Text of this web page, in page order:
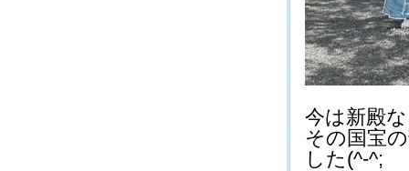
今は新殿
その国宝
した(^-^;